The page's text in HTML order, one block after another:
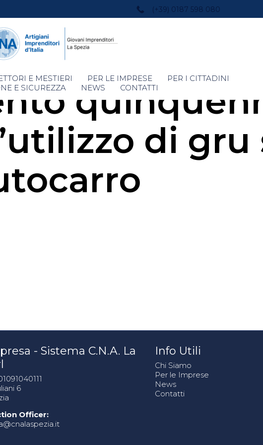
(+39) 0187 598 080
Skip
to
E MESTIERI PER LE IMPRESE
PER I CITTADINI
E SICUREZZA
NEWS CONTATTI
di gru
- Sistema C.N.A. La
6
Officer:
Info Utili
Chi Siamo
Per le Imprese
News
Contatti